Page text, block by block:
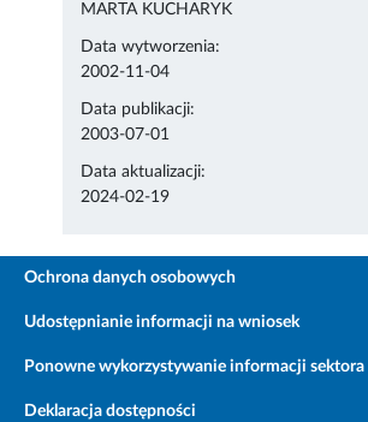
MARTA KUCHARYK
Data wytworzenia:
2002-11-04
Data publikacji:
2003-07-01
Data aktualizacji:
2024-02-19
Ochrona danych osobowych
Udostępnianie informacji na wniosek
Ponowne wykorzystywanie informacji sektora
Deklaracja dostępności